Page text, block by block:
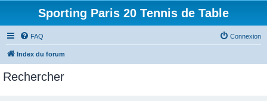
Sporting Paris 20 Tennis de Table
FAQ Connexion
Index du forum
Rechercher